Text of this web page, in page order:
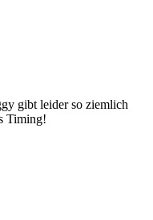
gibt leider so ziemlich
Timing!